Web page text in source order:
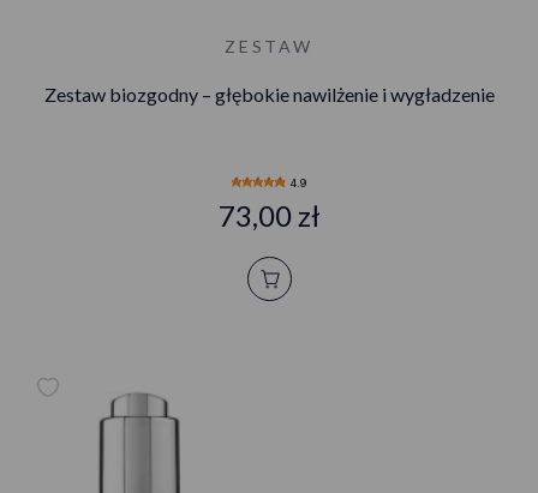
ZESTAW
Zestaw biozgodny – głębokie nawilżenie i wygładzenie
4.9
73,00 zł